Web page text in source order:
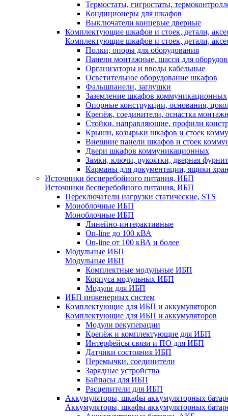
Термостаты, гигростаты,
Кондиционеры для шкафов
Выключатели концевые дверные
Комплектующие шкафов и стоек, детали,
Комплектующие шкафов и стоек, детали,
Полки, опоры для оборудования
Панели монтажные, шасси для
Организаторы и вводы кабельные
Осветительное оборудование шкафов
Фальшпанели, заглушки
Заземление шкафов коммуникационных
Опорные конструкции, основания,
Крепёж, соединители, оснастка
Стойки, направляющие, профили
Крыши, козырьки шкафов и стоек
Внешние панели шкафов и стоек
Двери шкафов коммуникационных
Замки, ключи, рукоятки, дверная
Карманы для документации, ящики
Источники бесперебойного питания, ИБП
Источники бесперебойного питания, ИБП
Переключатели нагрузки статические, STS
Моноблочные ИБП
Моноблочные ИБП
Линейно-интерактивные
On-line до 100 кВА
On-line от 100 кВА и более
Модульные ИБП
Модульные ИБП
Комплектные модульные ИБП
Корпуса модульных ИБП
Модули для ИБП
ИБП инженерных систем
Комплектующие для ИБП и аккумуляторов
Комплектующие для ИБП и аккумуляторов
Модули рекуперации
Крепёж и комплектующие для ИБП
Интерфейсы связи и ПО для ИБП
Датчики состояния ИБП
Перемычки, соединители
Зарядные устройства
Байпасы для ИБП
Расцепители для ИБП
Аккумуляторы, шкафы аккумуляторных
Аккумуляторы, шкафы аккумуляторных